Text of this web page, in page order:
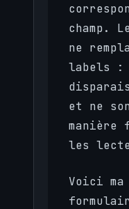
champ.
ne
labels
et ne
manière
les
Voici